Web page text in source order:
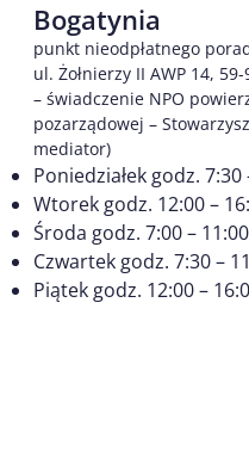
Bogatynia
punkt nieodpłatnego
ul. Żołnierzy II AWP 14,
– świadczenie NPO
pozarządowej –
mediator)
Poniedziałek godz. 7:30
Wtorek godz. 12:00 –
Środa godz. 7:00 – 11:00
Czwartek godz. 7:30 –
Piątek godz. 12:00 –